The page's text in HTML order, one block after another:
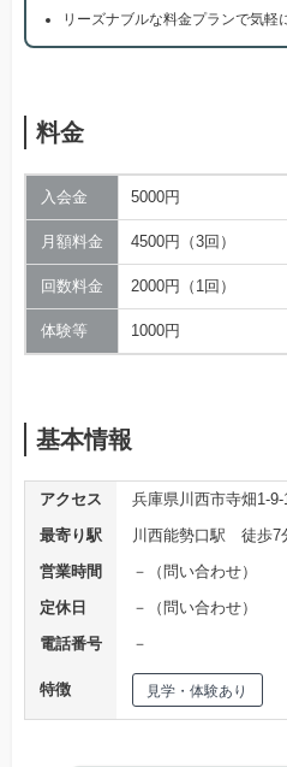
リーズナブルな料金プランで気軽
料金
入会金 5000円
月額料金 4500円（3回）
回数料金 2000円（1回）
体験等 1000円
基本情報
アクセス
兵庫県川西市寺畑1-9-
最寄り駅
川西能勢口駅 徒歩7
営業時間
－（問い合わせ）
定休日
－（問い合わせ）
電話番号
－
特徴 見学・体験あり